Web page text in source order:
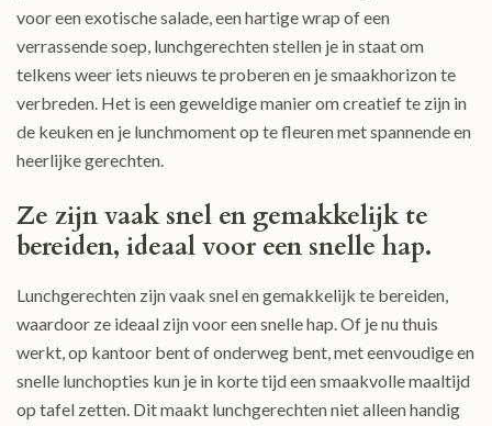
voor een exotische salade, een hartige wrap of een
verrassende soep, lunchgerechten stellen je in staat om
telkens weer iets nieuws te proberen en je smaakhorizon te
verbreden. Het is een geweldige manier om creatief te zijn in
de keuken en je lunchmoment op te fleuren met spannende en
heerlijke gerechten.
Ze zijn vaak snel en gemakkelijk te
bereiden, ideaal voor een snelle hap.
Lunchgerechten zijn vaak snel en gemakkelijk te bereiden,
waardoor ze ideaal zijn voor een snelle hap. Of je nu thuis
werkt, op kantoor bent of onderweg bent, met eenvoudige en
snelle lunchopties kun je in korte tijd een smaakvolle maaltijd
op tafel zetten. Dit maakt lunchgerechten niet alleen handig